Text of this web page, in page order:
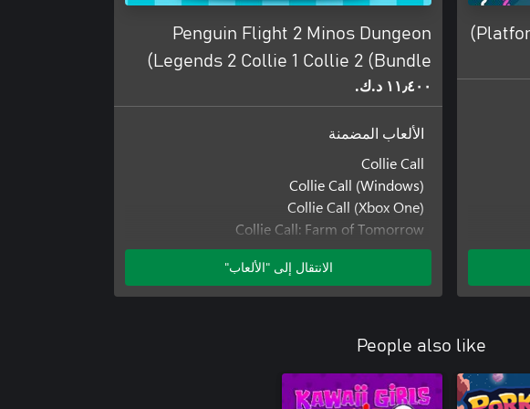
Penguin Flight 2 Minos Dungeon
Legends 2 Collie 1 Collie 2 (Bundle)
١١٫٤٠٠ د.ك.‏
الألعاب المضمنة
Collie Call
Collie Call (Windows)
Collie Call (Xbox One)
Collie Call: Farm of Tomorrow
Collie Call: Farm of Tomorrow (Windows)
Collie Call: Farm of Tomorrow (Xbox One)
Legends Aligned: Minis in Conflict
Legends Aligned: Minis in Conflict (Xbox One)
Minos Dungeon
Minos Dungeon (Windows)
Minos Dungeon (Xbox One)
الانتقال إلى "الألعاب"
People also like